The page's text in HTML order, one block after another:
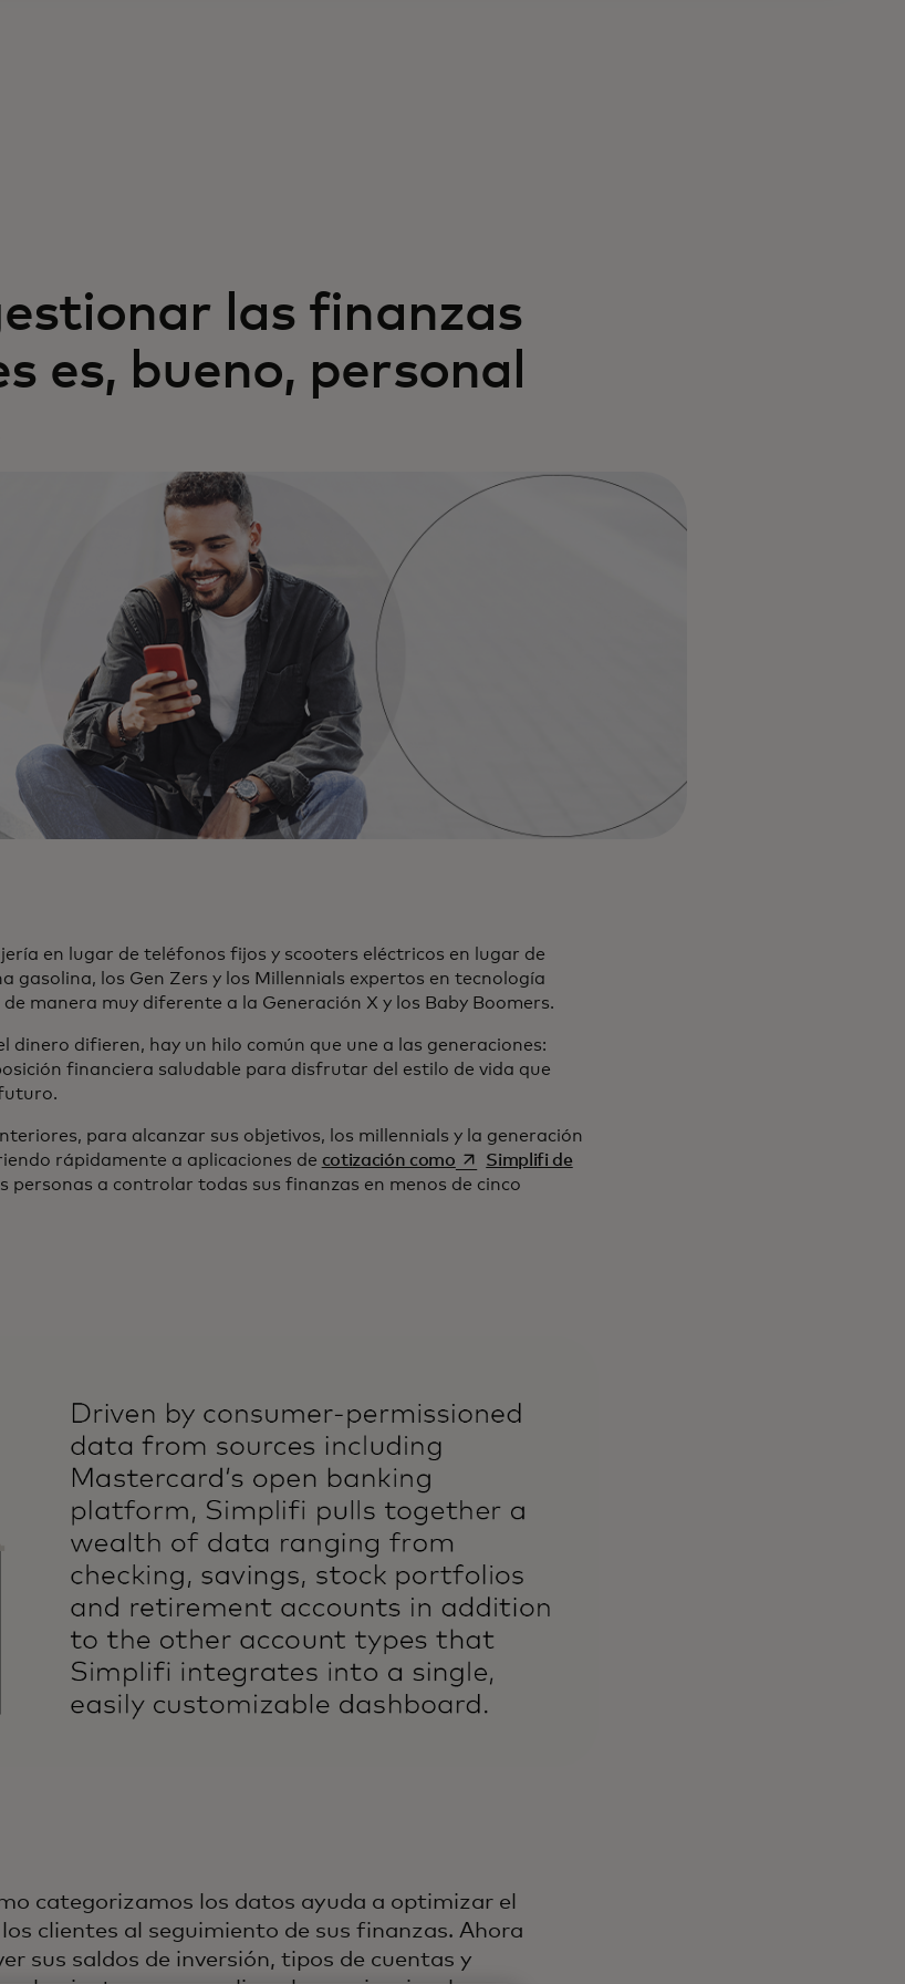
las finanzas
es, bueno, personal
en lugar de teléfonos fijos y scooters eléctricos en lugar de
gasolina, los Gen Zers y los Millennials expertos en tecnología
manera muy diferente a la Generación X y los Baby Boomers.
dinero difieren, hay un hilo común que une a las generaciones:
financiera saludable para disfrutar del estilo de vida que
para alcanzar sus objetivos, los millennials y la generación
rápidamente a aplicaciones de cotización comose abre en una pestaña nueva
Simplifi de
nueva
personas a controlar todas sus finanzas en menos de cinco
categorizamos los datos ayuda a optimizar el
clientes al seguimiento de sus finanzas. Ahora
sus saldos de inversión, tipos de cuentas y